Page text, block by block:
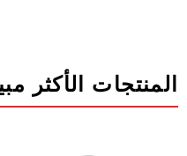
المنتجات الأكثر